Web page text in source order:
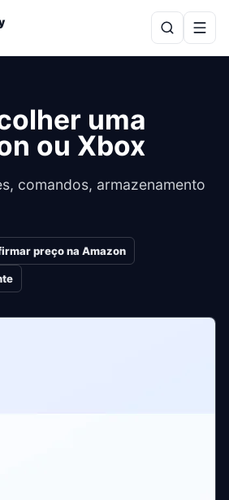
uma
ou Xbox
comandos, armazenamento
preço na Amazon